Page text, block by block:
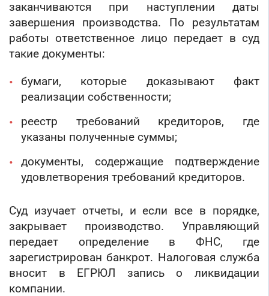
заканчиваются при наступлении даты
завершения производства. По результатам
работы ответственное лицо передает в суд
такие документы:
бумаги, которые доказывают факт
реализации собственности;
реестр требований кредиторов, где
указаны полученные суммы;
документы, содержащие подтверждение
удовлетворения требований кредиторов.
Суд изучает отчеты, и если все в порядке,
закрывает производство. Управляющий
передает определение в ФНС, где
зарегистрирован банкрот. Налоговая служба
вносит в ЕГРЮЛ запись о ликвидации
компании.